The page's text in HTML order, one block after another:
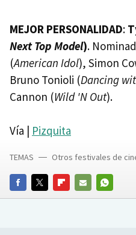
MEJOR PERSONALIDAD:
Next Top Model).
(American Idol), Simon
Bruno Tonioli (Dancing
Cannon (Wild 'N Out).
Vía | Pizquita
FACEBOOKTWITTERFLIPBOARD
E-
WHATSAPP
TEMAS Otros festivales de